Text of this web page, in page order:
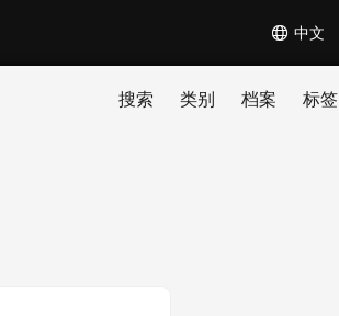
中文
搜索 类别 档案 标签